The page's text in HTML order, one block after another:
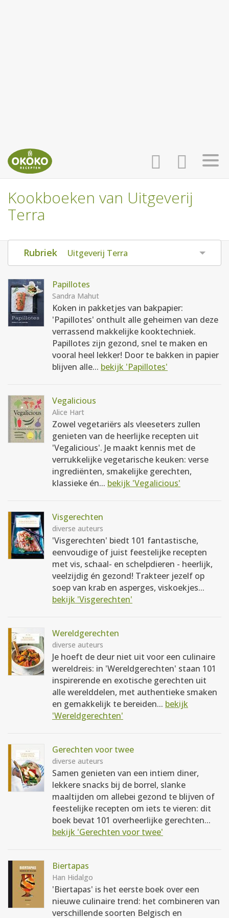
INLOGGEN
AANMELDEN
HOME
RECEPTEN
WEEKMENU'S
KOOKBOEKEN
Kookboeken van Uitgeverij
Terra
Rubriek Uitgeverij Terra
Papillotes
Sandra Mahut
Koken in pakketjes van bakpapier:
'Papillotes' onthult alle geheimen van deze
verrassend makkelijke kooktechniek.
Papillotes zijn gezond, snel te maken en
vooral heel lekker! Door te bakken in papier
blijven alle... bekijk 'Papillotes'
Vegalicious
Alice Hart
Zowel vegetariërs als vleeseters zullen
genieten van de heerlijke recepten uit
'Vegalicious'. Je maakt kennis met de
verrukkelijke vegetarische keuken: verse
ingrediënten, smakelijke gerechten,
klassieke én... bekijk 'Vegalicious'
Visgerechten
diverse auteurs
'Visgerechten' biedt 101 fantastische,
eenvoudige of juist feestelijke recepten
met vis, schaal- en schelpdieren - heerlijk,
veelzijdig én gezond! Trakteer jezelf op
soep van krab en asperges, viskoekjes...
bekijk 'Visgerechten'
Wereldgerechten
diverse auteurs
Je hoeft de deur niet uit voor een culinaire
wereldreis: in 'Wereldgerechten' staan 101
inspirerende en exotische gerechten uit
alle werelddelen, met authentieke smaken
en gemakkelijk te bereiden... bekijk
'Wereldgerechten'
Gerechten voor twee
diverse auteurs
Samen genieten van een intiem diner,
lekkere snacks bij de borrel, slanke
maaltijden om allebei gezond te blijven of
feestelijke recepten om iets te vieren: dit
boek bevat 101 overheerlijke gerechten...
bekijk 'Gerechten voor twee'
Biertapas
Han Hidalgo
'Biertapas' is het eerste boek over een
nieuwe culinaire trend: het combineren van
verschillende soorten Belgisch en